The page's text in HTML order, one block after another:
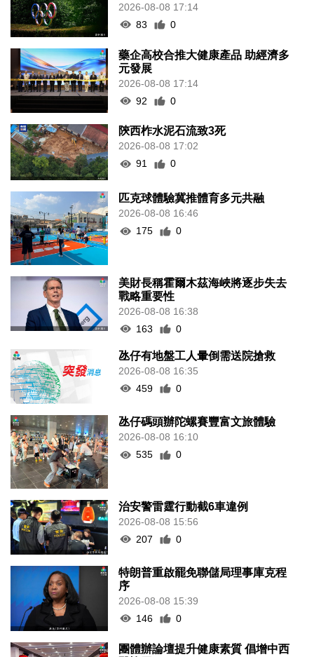
2026-08-08 17:14
83
0
藥企高校合推大健康產品 助經濟多
元發展
2026-08-08 17:14
92
0
陝西柞水泥石流致3死
2026-08-08 17:02
91
0
匹克球體驗冀推體育多元共融
2026-08-08 16:46
175
0
美財長稱霍爾木茲海峽將逐步失去
戰略重要性
2026-08-08 16:38
163
0
氹仔有地盤工人暈倒需送院搶救
2026-08-08 16:35
459
0
氹仔碼頭辦陀螺賽豐富文旅體驗
2026-08-08 16:10
535
0
治安警雷霆行動截6車違例
2026-08-08 15:56
207
0
特朗普重啟罷免聯儲局理事庫克程
序
2026-08-08 15:39
146
0
團體辦論壇提升健康素質 倡增中西